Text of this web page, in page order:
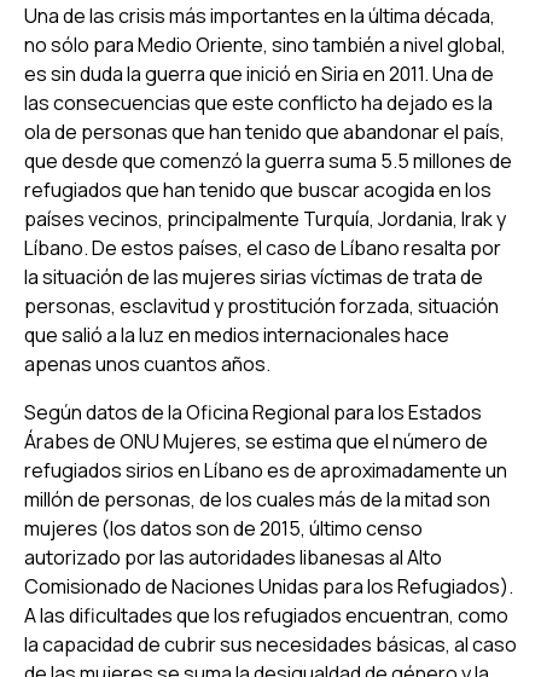
Una de las crisis más importantes en la última década,
no sólo para Medio Oriente, sino también a nivel global,
es sin duda la guerra que inició en Siria en 2011. Una de
las consecuencias que este conflicto ha dejado es la
ola de personas que han tenido que abandonar el país,
que desde que comenzó la guerra suma 5.5 millones de
refugiados que han tenido que buscar acogida en los
países vecinos, principalmente Turquía, Jordania, Irak y
Líbano. De estos países, el caso de Líbano resalta por
la situación de las mujeres sirias víctimas de trata de
personas, esclavitud y prostitución forzada, situación
que salió a la luz en medios internacionales hace
apenas unos cuantos años.
Según datos de la Oficina Regional para los Estados
Árabes de ONU Mujeres, se estima que el número de
refugiados sirios en Líbano es de aproximadamente un
millón de personas, de los cuales más de la mitad son
mujeres (los datos son de 2015, último censo
autorizado por las autoridades libanesas al Alto
Comisionado de Naciones Unidas para los Refugiados).
A las dificultades que los refugiados encuentran, como
la capacidad de cubrir sus necesidades básicas, al caso